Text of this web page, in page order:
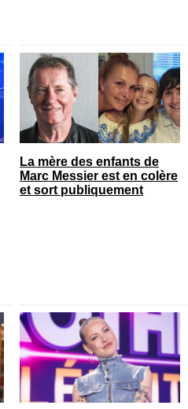
La mère des enfants de
Marc Messier est en colère
et sort publiquement